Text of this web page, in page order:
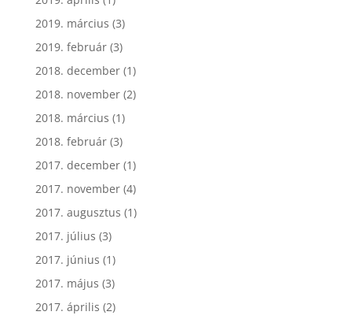
2019. március (3)
2019. február(3)
2018. december(1)
2018. november(2)
2018. március (1)
2018. február(3)
2017. december(1)
2017. november(4)
2017. augusztus (1)
2017. július (3)
2017. június (1)
2017. május (3)
2017. április (2)